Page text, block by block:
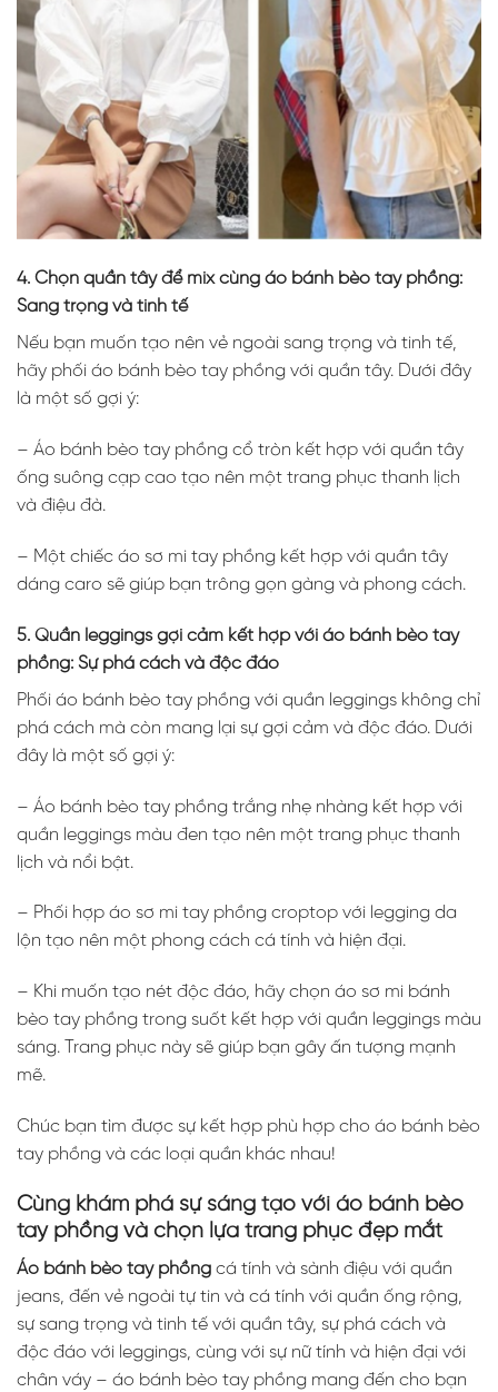
4. Chọn quần tây để mix cùng áo bánh bèo tay phồng:
Sang trọng và tinh tế
Nếu bạn muốn tạo nên vẻ ngoài sang trọng và tinh tế,
hãy phối áo bánh bèo tay phồng với quần tây. Dưới đây
là một số gợi ý:
– Áo bánh bèo tay phồng cổ tròn kết hợp với quần tây
ống suông cạp cao tạo nên một trang phục thanh lịch
và điệu đà.
– Một chiếc áo sơ mi tay phồng kết hợp với quần tây
dáng caro sẽ giúp bạn trông gọn gàng và phong cách.
5. Quần leggings gợi cảm kết hợp với áo bánh bèo tay
phồng: Sự phá cách và độc đáo
Phối áo bánh bèo tay phồng với quần leggings không chỉ
phá cách mà còn mang lại sự gợi cảm và độc đáo. Dưới
đây là một số gợi ý:
– Áo bánh bèo tay phồng trắng nhẹ nhàng kết hợp với
quần leggings màu đen tạo nên một trang phục thanh
lịch và nổi bật.
– Phối hợp áo sơ mi tay phồng croptop với legging da
lộn tạo nên một phong cách cá tính và hiện đại.
– Khi muốn tạo nét độc đáo, hãy chọn áo sơ mi bánh
bèo tay phồng trong suốt kết hợp với quần leggings màu
sáng. Trang phục này sẽ giúp bạn gây ấn tượng mạnh
mẽ.
Chúc bạn tìm được sự kết hợp phù hợp cho áo bánh bèo
tay phồng và các loại quần khác nhau!
Cùng khám phá sự sáng tạo với áo bánh bèo
tay phồng và chọn lựa trang phục đẹp mắt
Áo bánh bèo tay phồng cá tính và sành điệu với quần
jeans, đến vẻ ngoài tự tin và cá tính với quần ống rộng,
sự sang trọng và tinh tế với quần tây, sự phá cách và
độc đáo với leggings, cùng với sự nữ tính và hiện đại với
chân váy – áo bánh bèo tay phồng mang đến cho bạn